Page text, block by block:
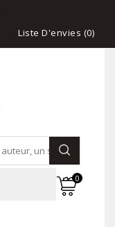
Liste D'envies (0)
0